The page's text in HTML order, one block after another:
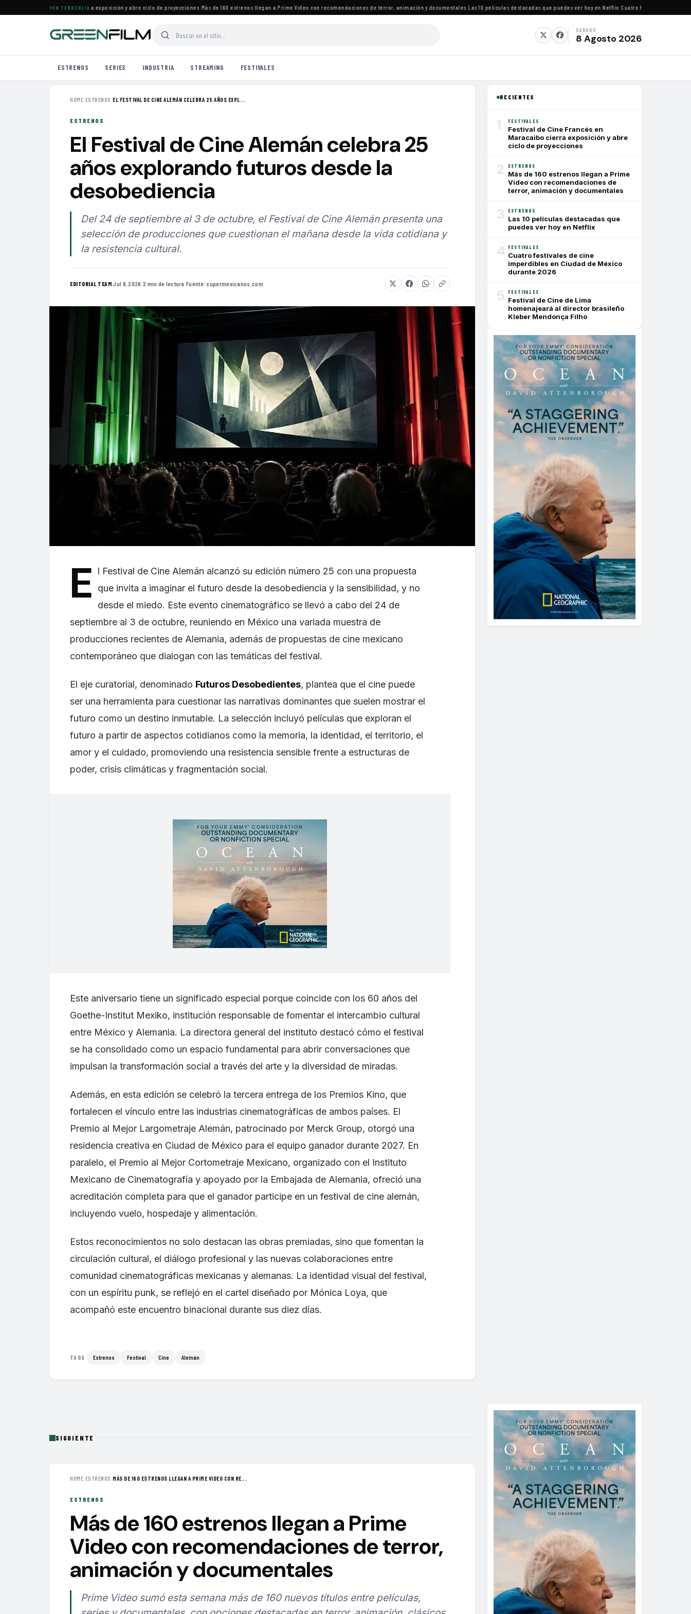
EN TENDENCIA
Francés en Maracaibo cierra exposición y abre ciclo de proyecciones·Más de 160 estrenos llegan a Prime Video con recomendaciones de terror, animación y documentales·Las 10 películas destacadas que puedes ver hoy en Netflix·Cuatro festivales de cine
SÁBADO
8 Agosto 2026
ESTRENOS SERIES INDUSTRIA STREAMING FESTIVALES
HOME›ESTRENOS ›EL FESTIVAL DE CINE ALEMÁN CELEBRA 25 AÑOS EXPL...
ESTRENOS
El Festival de Cine Alemán celebra 25
años explorando futuros desde la
desobediencia
Del 24 de septiembre al 3 de octubre, el Festival de Cine Alemán presenta una
selección de producciones que cuestionan el mañana desde la vida cotidiana y
la resistencia cultural.
EDITORIAL TEAM·Jul 8, 2026 ·2 min de lectura ·Fuente: supermexicanos.com
E
l Festival de Cine Alemán alcanzó su edición número 25 con una propuesta
que invita a imaginar el futuro desde la desobediencia y la sensibilidad, y no
desde el miedo. Este evento cinematográfico se llevó a cabo del 24 de
septiembre al 3 de octubre, reuniendo en México una variada muestra de
producciones recientes de Alemania, además de propuestas de cine mexicano
contemporáneo que dialogan con las temáticas del festival.
El eje curatorial, denominado Futuros Desobedientes, plantea que el cine puede
ser una herramienta para cuestionar las narrativas dominantes que suelen mostrar el
futuro como un destino inmutable. La selección incluyó películas que exploran el
futuro a partir de aspectos cotidianos como la memoria, la identidad, el territorio, el
amor y el cuidado, promoviendo una resistencia sensible frente a estructuras de
poder, crisis climáticas y fragmentación social.
Este aniversario tiene un significado especial porque coincide con los 60 años del
Goethe-Institut Mexiko, institución responsable de fomentar el intercambio cultural
entre México y Alemania. La directora general del instituto destacó cómo el festival
se ha consolidado como un espacio fundamental para abrir conversaciones que
impulsan la transformación social a través del arte y la diversidad de miradas.
Además, en esta edición se celebró la tercera entrega de los Premios Kino, que
fortalecen el vínculo entre las industrias cinematográficas de ambos países. El
Premio al Mejor Largometraje Alemán, patrocinado por Merck Group, otorgó una
residencia creativa en Ciudad de México para el equipo ganador durante 2027. En
paralelo, el Premio al Mejor Cortometraje Mexicano, organizado con el Instituto
Mexicano de Cinematografía y apoyado por la Embajada de Alemania, ofreció una
acreditación completa para que el ganador participe en un festival de cine alemán,
incluyendo vuelo, hospedaje y alimentación.
Estos reconocimientos no solo destacan las obras premiadas, sino que fomentan la
circulación cultural, el diálogo profesional y las nuevas colaboraciones entre
comunidad cinematográficas mexicanas y alemanas. La identidad visual del festival,
con un espíritu punk, se reflejó en el cartel diseñado por Mónica Loya, que
acompañó este encuentro binacional durante sus diez días.
TAGS Estrenos Festival Cine Alemán
RECIENTES
1 FESTIVALES
Festival de Cine Francés en
Maracaibo cierra exposición y abre
ciclo de proyecciones
2 ESTRENOS
Más de 160 estrenos llegan a Prime
Video con recomendaciones de
terror, animación y documentales
3 ESTRENOS
Las 10 películas destacadas que
puedes ver hoy en Netflix
4 FESTIVALES
Cuatro festivales de cine
imperdibles en Ciudad de México
durante 2026
5 FESTIVALES
Festival de Cine de Lima
homenajeará al director brasileño
Kleber Mendonça Filho
SIGUIENTE
HOME›ESTRENOS ›MÁS DE 160 ESTRENOS LLEGAN A PRIME VIDEO CON RE...
ESTRENOS
Más de 160 estrenos llegan a Prime
Video con recomendaciones de terror,
animación y documentales
Prime Video sumó esta semana más de 160 nuevos títulos entre películas,